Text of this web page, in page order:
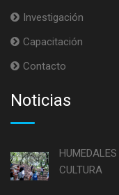
Investigación
Capacitación
Contacto
Noticias
CULTURA